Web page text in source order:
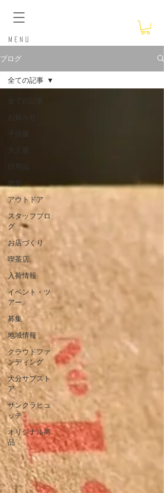
​Menu
ブログ
全ての記事
お知らせ
子供服
大人服
日用品
雑貨
アウトドア
スタッフブロ
グ
お店づくり
喫茶店
入荷情報
イベント・ツ
アー
募集
地域情報
クラウドファ
ンディング
大分サブスト
ア
サンクラヒュ
ッテ
オリジナル商
品
全ての記事